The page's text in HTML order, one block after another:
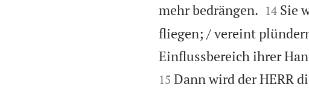
mehr bedrängen.
14 Sie
fliegen; / vereint
Einflussbereich ihrer
15 Dann wird der HERR